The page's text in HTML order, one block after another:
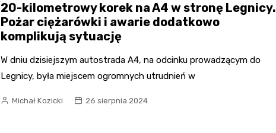
20-kilometrowy korek na A4 w stronę Legnicy.
Pożar ciężarówki i awarie dodatkowo
komplikują sytuację
W dniu dzisiejszym autostrada A4, na odcinku prowadzącym do
Legnicy, była miejscem ogromnych utrudnień w
Michał Kozicki 26 sierpnia 2024